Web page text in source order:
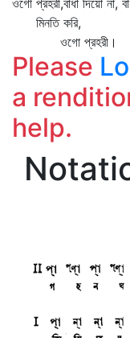
ওগো প্রহরী,বাধা দিয়ো না,
মিনতি করি,
ওগো প্রহরী।
Please
a
help.